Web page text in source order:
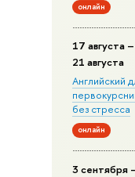
онлайн
17 августа –
21 августа
Английский
без стресса
онлайн
3 сентября